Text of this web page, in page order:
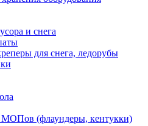
и снега
для снега, ледорубы
МОПов (флаундеры, кентукки)